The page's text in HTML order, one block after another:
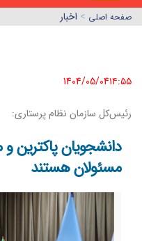
صفحه اصلي > اخبار
1404/05/04١٤:٥٥
رئیس‌کل سازمان نظام پرستاری:
دانشجویان پاکترین
مسئولان هستند